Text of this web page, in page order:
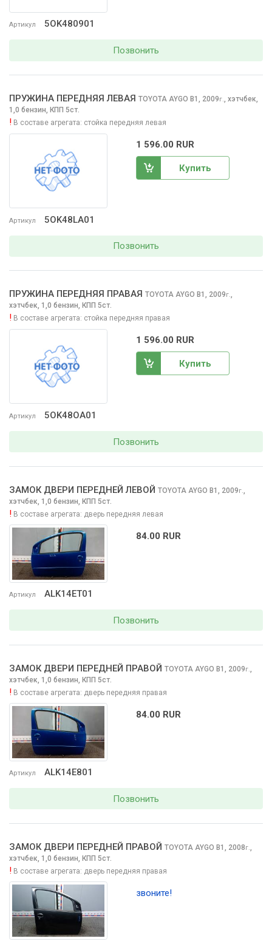
Артикул 5OK480901
Позвонить
Артикул 5OK48LA01
ПРУЖИНА ПЕРЕДНЯЯ ЛЕВАЯ TOYOTA AYGO B1, 2009г., хэтчбек,
1,0 бензин, КПП 5ст.
! В составе агрегата: стойка передняя левая
1 596.00 RUR
Купить
Позвонить
Артикул 5OK48OA01
ПРУЖИНА ПЕРЕДНЯЯ ПРАВАЯ TOYOTA AYGO B1, 2009г.,
хэтчбек, 1,0 бензин, КПП 5ст.
! В составе агрегата: стойка передняя правая
1 596.00 RUR
Купить
Позвонить
Артикул ALK14ET01
ЗАМОК ДВЕРИ ПЕРЕДНЕЙ ЛЕВОЙ TOYOTA AYGO B1, 2009г.
хэтчбек, 1,0 бензин, КПП 5ст.
! В составе агрегата: дверь передняя левая
84.00 RUR
Позвонить
Артикул ALK14E801
ЗАМОК ДВЕРИ ПЕРЕДНЕЙ ПРАВОЙ TOYOTA AYGO B1, 2009г.
хэтчбек, 1,0 бензин, КПП 5ст.
! В составе агрегата: дверь передняя правая
84.00 RUR
Позвонить
ЗАМОК ДВЕРИ ПЕРЕДНЕЙ ПРАВОЙ TOYOTA AYGO B1, 2008г.,
хэтчбек, 1,0 бензин, КПП 5ст.
! В составе агрегата: дверь передняя правая
звоните!